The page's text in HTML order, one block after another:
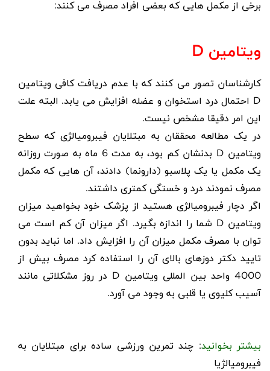
برخی از مکمل هایی که بعضی افراد مصرف می کنند:
ویتامین D
کارشناسان تصور می کنند که با عدم دریافت کافی ویتامین
D احتمال درد استخوان و عضله افزایش می یابد. البته علت
این امر دقیقا مشخص نیست.
در یک مطالعه محققان به مبتلایان فیبرومیالژی که سطح
ویتامین D
بدنشان کم بود، به مدت 6 ماه به صورت روزانه
یک مکمل یا یک پلاسبو (دارونما) دادند، آن هایی که مکمل
مصرف نمودند درد و خستگی کمتری داشتند.
اگر دچار فیبرومیالژی هستید از پزشک خود بخواهید میزان
ویتامین D شما را اندازه بگیرد. اگر میزان آن کم است می
توان با مصرف مکمل میزان آن را افزایش داد. اما نباید بدون
تایید دکتر دوزهای بالای آن را استفاده کرد مصرف بیش از
4000 واحد بین المللی ویتامین
D در روز مشکلاتی مانند
آسیب کلیوی یا قلبی به وجود می آورد.
بیشتر بخوانید: چند تمرین ورزشی ساده برای مبتلایان به
فیبرومیالژیا